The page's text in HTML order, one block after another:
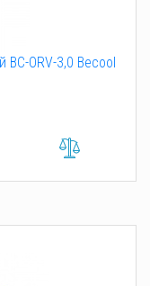
ORV-3,0 Becool